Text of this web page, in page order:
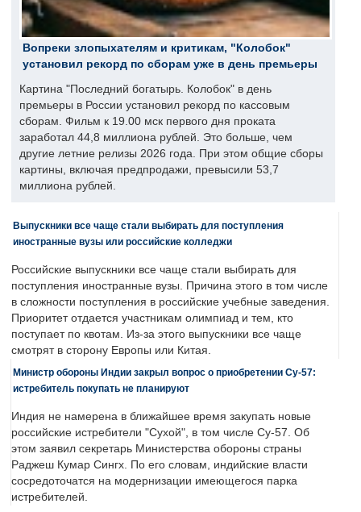
Вопреки злопыхателям и критикам, "Колобок"
установил рекорд по сборам уже в день премьеры
Картина "Последний богатырь. Колобок" в день
премьеры в России установил рекорд по кассовым
сборам. Фильм к 19.00 мск первого дня проката
заработал 44,8 миллиона рублей. Это больше, чем
другие летние релизы 2026 года. При этом общие сборы
картины, включая предпродажи, превысили 53,7
миллиона рублей.
Выпускники все чаще стали выбирать для поступления
иностранные вузы или российские колледжи
Российские выпускники все чаще стали выбирать для
поступления иностранные вузы. Причина этого в том числе
в сложности поступления в российские учебные заведения.
Приоритет отдается участникам олимпиад и тем, кто
поступает по квотам. Из-за этого выпускники все чаще
смотрят в сторону Европы или Китая.
Министр обороны Индии закрыл вопрос о приобретении Су-57:
истребитель покупать не планируют
Индия не намерена в ближайшее время закупать новые
российские истребители "Сухой", в том числе Су-57. Об
этом заявил секретарь Министерства обороны страны
Раджеш Кумар Сингх. По его словам, индийские власти
сосредоточатся на модернизации имеющегося парка
истребителей.